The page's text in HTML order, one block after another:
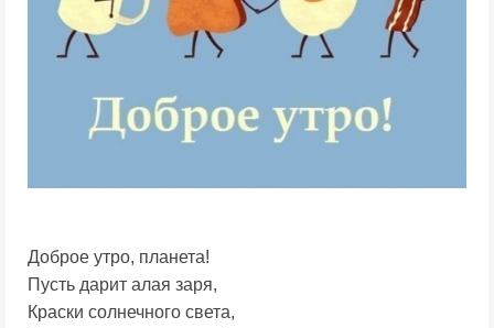
Доброе утро, планета!
Пусть дарит алая заря,
Краски солнечного света,